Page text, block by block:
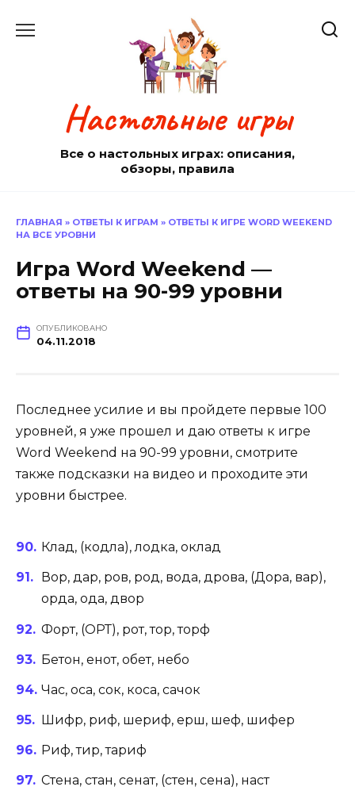
Настольные игры
Все о настольных играх: описания,
обзоры, правила
ГЛАВНАЯ » ОТВЕТЫ К ИГРАМ » ОТВЕТЫ К ИГРЕ WORD WEEKEND
НА ВСЕ УРОВНИ
Игра Word Weekend —
ответы на 90-99 уровни
ОПУБЛИКОВАНО
04.11.2018
Последнее усилие и вы пройдете первые 100
уровней, я уже прошел и даю ответы к игре
Word Weekend на 90-99 уровни, смотрите
также подсказки на видео и проходите эти
уровни быстрее.
Клад, (кодла), лодка, оклад
Вор, дар, ров, род, вода, дрова, (Дора, вар),
орда, ода, двор
Форт, (ОРТ), рот, тор, торф
Бетон, енот, обет, небо
Час, оса, сок, коса, сачок
Шифр, риф, шериф, ерш, шеф, шифер
Риф, тир, тариф
Стена, стан, сенат, (стен, сена), наст